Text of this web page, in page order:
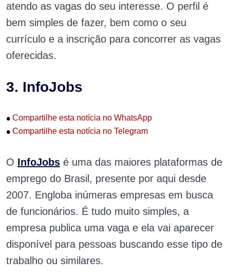
atendo as vagas do seu interesse. O perfil é
bem simples de fazer, bem como o seu
currículo e a inscrição para concorrer as vagas
oferecidas.
3. InfoJobs
• Compartilhe esta notícia no WhatsApp
• Compartilhe esta notícia no Telegram
O InfoJobs é uma das maiores plataformas de
emprego do Brasil, presente por aqui desde
2007. Engloba inúmeras empresas em busca
de funcionários. É tudo muito simples, a
empresa publica uma vaga e ela vai aparecer
disponível para pessoas buscando esse tipo de
trabalho ou similares.